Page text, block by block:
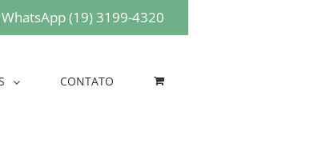
WhatsApp (19) 3199-4320
CONTATO